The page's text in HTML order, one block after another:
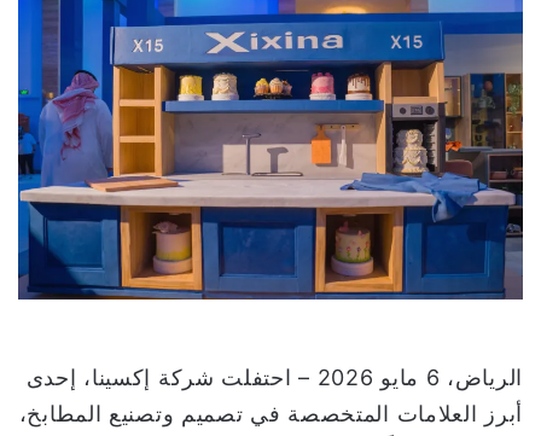
س
ر
ي
ا
إ
ل
ك
ت
ن
ي
الرياض، 6 مايو 2026 – احتفلت شركة إكسينا، إحدى
أبرز العلامات المتخصصة في تصميم وتصنيع المطابخ،